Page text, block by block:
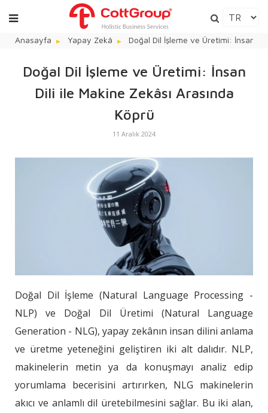
Anasayfa Yapay Zekâ Doğal Dil İşleme ve Üretimi: İnsan
Doğal Dil İşleme ve Üretimi: İnsan
Dili ile Makine Zekâsı Arasında
Köprü
11 Aralık 2024
Doğal Dil İşleme (Natural Language Processing -
NLP) ve Doğal Dil Üretimi (Natural Language
Generation - NLG), yapay zekânın insan dilini anlama
ve üretme yeteneğini geliştiren iki alt dalıdır. NLP,
makinelerin metin ya da konuşmayı analiz edip
yorumlama becerisini artırırken, NLG makinelerin
akıcı ve anlamlı dil üretebilmesini sağlar. Bu iki alan,